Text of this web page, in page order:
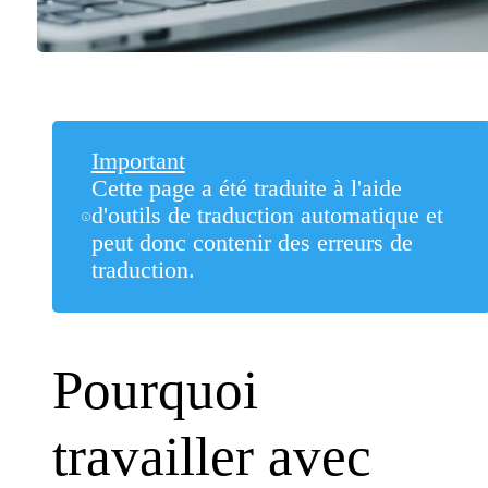
Important
Cette page a été traduite à l'aide
d'outils de traduction automatique et
peut donc contenir des erreurs de
traduction.
Pourquoi
travailler avec